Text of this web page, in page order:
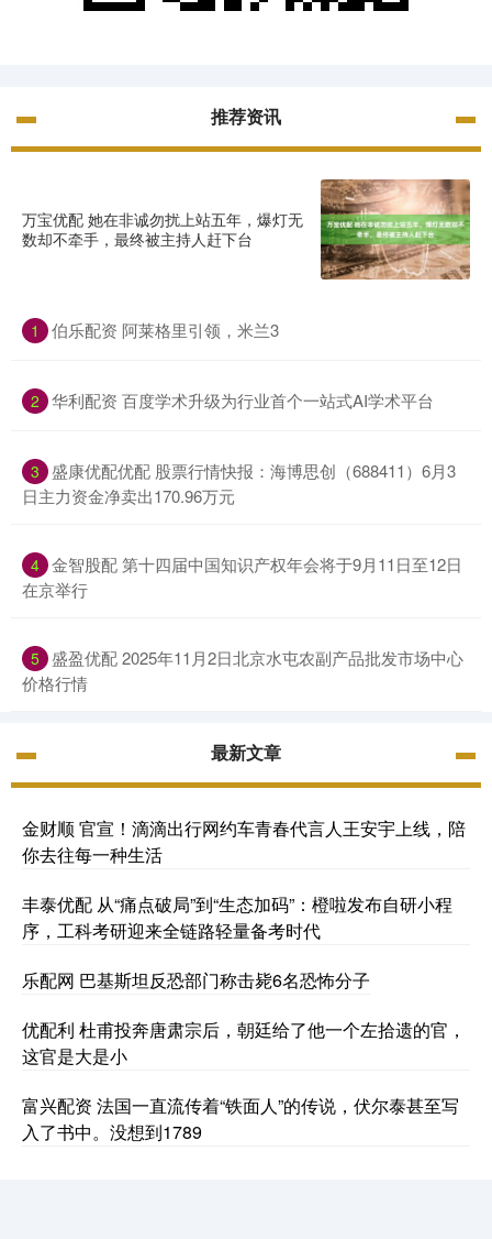
推荐资讯
万宝优配 她在非诚勿扰上站五年，爆灯无
数却不牵手，最终被主持人赶下台
1 伯乐配资 阿莱格里引领，米兰3
2 华利配资 百度学术升级为行业首个一站式AI学术平台
3 盛康优配优配 股票行情快报：海博思创（688411）6月3
日主力资金净卖出170.96万元
4 金智股配 第十四届中国知识产权年会将于9月11日至12日
在京举行
5 盛盈优配 2025年11月2日北京水屯农副产品批发市场中心
价格行情
最新文章
金财顺 官宣！滴滴出行网约车青春代言人王安宇上线，陪
你去往每一种生活
丰泰优配 从“痛点破局”到“生态加码”：橙啦发布自研小程
序，工科考研迎来全链路轻量备考时代
乐配网 巴基斯坦反恐部门称击毙6名恐怖分子
优配利 杜甫投奔唐肃宗后，朝廷给了他一个左拾遗的官，
这官是大是小
富兴配资 法国一直流传着“铁面人”的传说，伏尔泰甚至写
入了书中。没想到1789